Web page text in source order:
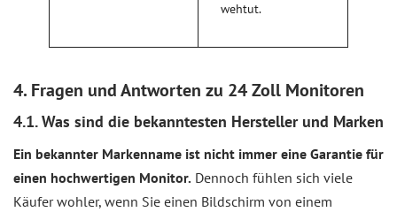
wehtut.
4. Fragen und Antworten zu 24 Zoll Monitoren
4.1. Was sind die bekanntesten Hersteller und Marken
Ein bekannter Markenname ist nicht immer eine Garantie für
einen hochwertigen Monitor. Dennoch fühlen sich viele
Käufer wohler, wenn Sie einen Bildschirm von einem